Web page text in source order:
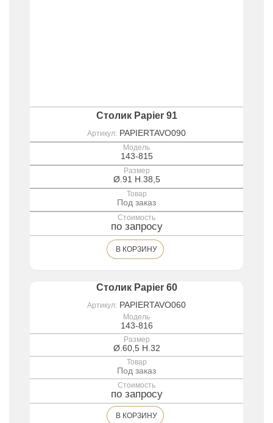
Столик Papier 91
Артикул: PAPIERTAVO090
Модель
143-815
Размер
Ø.91 H.38,5
Товар
Под заказ
Стоимость
по запросу
В КОРЗИНУ
Столик Papier 60
Артикул: PAPIERTAVO060
Модель
143-816
Размер
Ø.60,5 H.32
Товар
Под заказ
Стоимость
по запросу
В КОРЗИНУ